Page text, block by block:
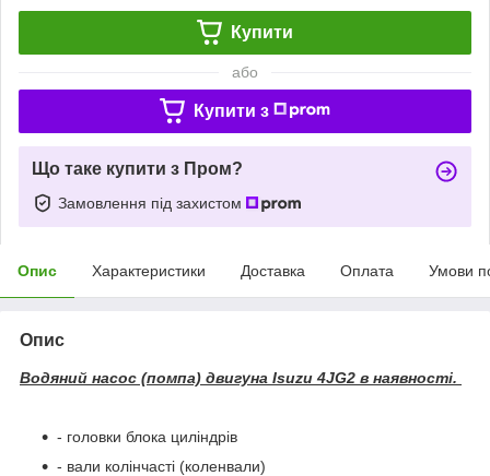
Купити
або
Купити з
Що таке купити з Пром?
Замовлення під захистом
Опис Характеристики Доставка Оплата Умови
Опис
Водяний насос (помпа) двигуна Isuzu 4JG2 в наявності.
- головки блока циліндрів
- вали колінчасті (коленвали)